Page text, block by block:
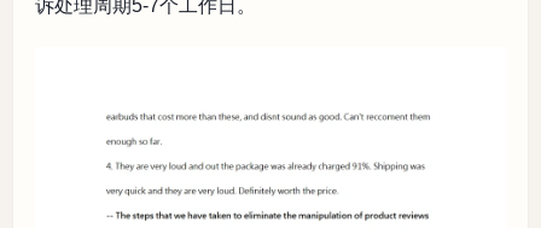
诉处理周期5-7个工作日。